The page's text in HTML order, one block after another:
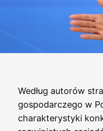
Według autorów
gospodarczego w
charakterystyki